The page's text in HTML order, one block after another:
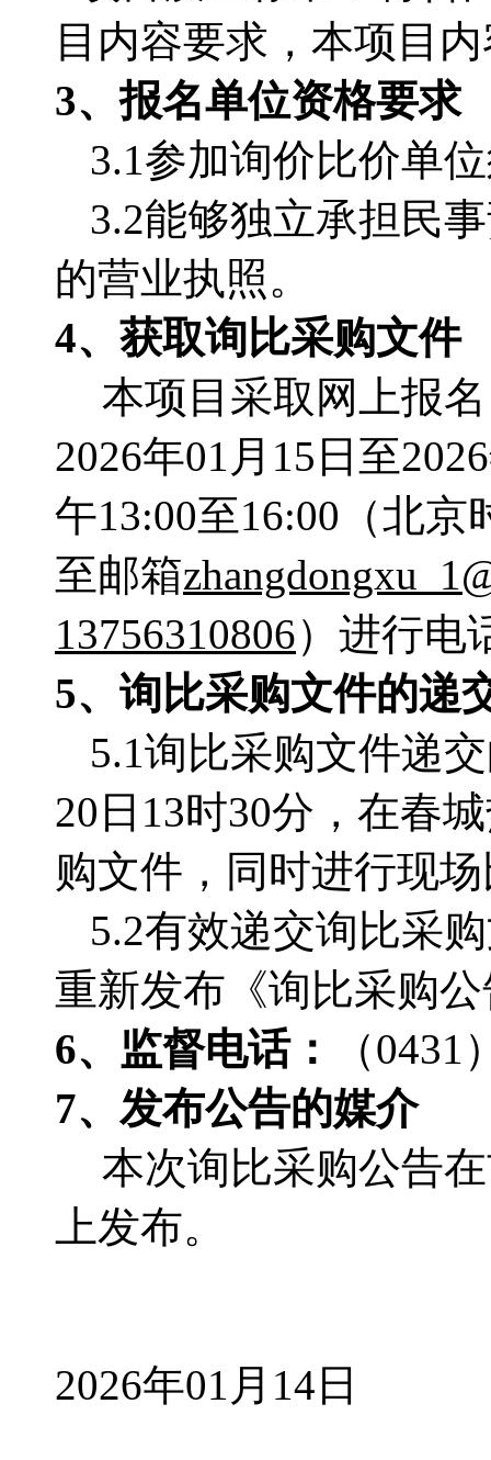
目内容要求，本项目
3、报名单位资格要求
3.1参加询价比价单
3.2能够独立承担民
的营业执照。
4、获取询比采购文件
本项目采取网上报
2026年01月15日至
午13:00至16:00（北
至邮箱
13756310806）进行电
5、询比采购文件的递
5.1询比采购文件递
20日13时30分， 在春
购文件，同时进行现
5.2有效递交询比采
重新发布《询比采购
6、监督电话：
（0431
7、发布公告的媒介
本次询比采购公告
上发布。
2026年01月14日